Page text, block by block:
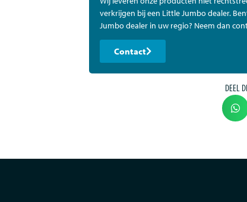
verkrijgen bij een Little Jumbo dealer.
Jumbo dealer in uw regio? Neem dan
Contact
DEEL